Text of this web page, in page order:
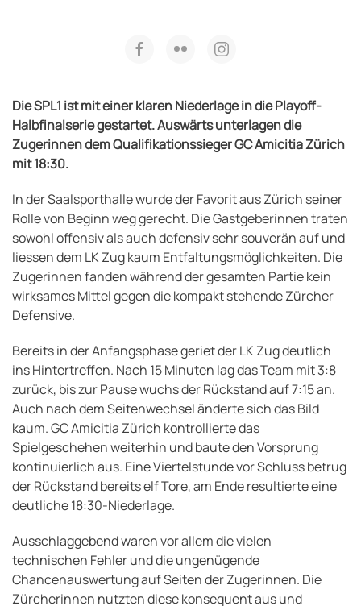
Die SPL1 ist mit einer klaren Niederlage in die Playoff-
Halbfinalserie gestartet. Auswärts unterlagen die
Zugerinnen dem Qualifikationssieger GC Amicitia Zürich
mit 18:30.
In der Saalsporthalle wurde der Favorit aus Zürich seiner
Rolle von Beginn weg gerecht. Die Gastgeberinnen traten
sowohl offensiv als auch defensiv sehr souverän auf und
liessen dem LK Zug kaum Entfaltungsmöglichkeiten. Die
Zugerinnen fanden während der gesamten Partie kein
wirksames Mittel gegen die kompakt stehende Zürcher
Defensive.
Bereits in der Anfangsphase geriet der LK Zug deutlich
ins Hintertreffen. Nach 15 Minuten lag das Team mit 3:8
zurück, bis zur Pause wuchs der Rückstand auf 7:15 an.
Auch nach dem Seitenwechsel änderte sich das Bild
kaum. GC Amicitia Zürich kontrollierte das
Spielgeschehen weiterhin und baute den Vorsprung
kontinuierlich aus. Eine Viertelstunde vor Schluss betrug
der Rückstand bereits elf Tore, am Ende resultierte eine
deutliche 18:30-Niederlage.
Ausschlaggebend waren vor allem die vielen
technischen Fehler und die ungenügende
Chancenauswertung auf Seiten der Zugerinnen. Die
Zürcherinnen nutzten diese konsequent aus und